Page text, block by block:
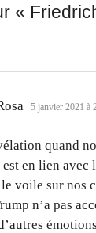
«
dit :
5 janvier 2021 à
quand
est en lien avec
voile sur nos
n’a pas